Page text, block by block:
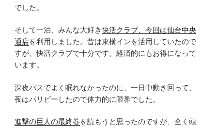
でした。
そして一泊、みんな大好き快活クラブ、今回は仙台中央
通店を利用しました。昔は東横インを活用していたので
すが、快活クラブで十分です。経済的にもお得になって
います。
深夜バスでよく眠れなかったのに、一日中動き回って、
夜はパリピーしたので体力的に限界でした。
進撃の巨人の最終巻を読もうと思ったのですが、全く頭